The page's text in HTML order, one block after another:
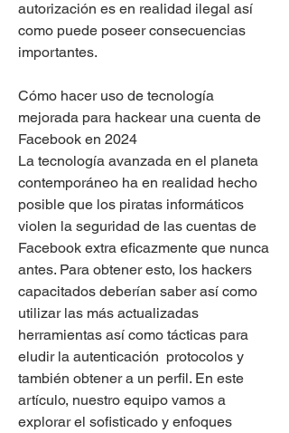
autorización es en realidad ilegal así
como puede poseer consecuencias
importantes.
Cómo hacer uso de tecnología
mejorada para hackear una cuenta de
Facebook en 2024
La tecnología avanzada en el planeta
contemporáneo ha en realidad hecho
posible que los piratas informáticos
violen la seguridad de las cuentas de
Facebook extra eficazmente que nunca
antes. Para obtener esto, los hackers
capacitados deberían saber así como
utilizar las más actualizadas
herramientas así como tácticas para
eludir la autenticación  protocolos y
también obtener a un perfil. En este
artículo, nuestro equipo vamos a
explorar el sofisticado y enfoques